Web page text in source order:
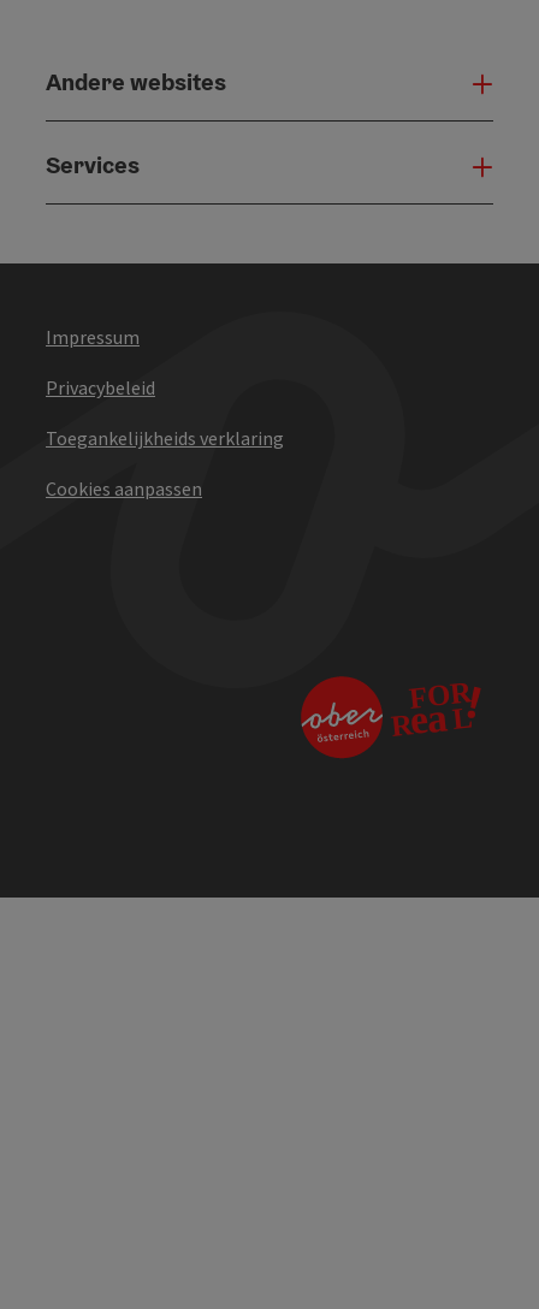
Andere websites
Services
Impressum
Privacybeleid
Toegankelijkheids verklaring
Cookies aanpassen